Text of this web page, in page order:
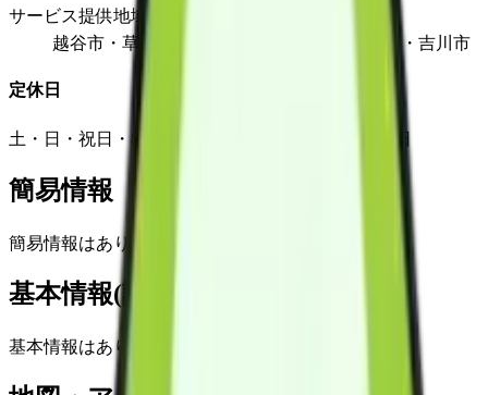
サービス提供地域
越谷市・草加市・川口市・春日部市・松伏町・吉川市
定休日
土・日・祝日・8月13日~8月15日・12月31日~1月4日
簡易情報
簡易情報はありません
基本情報(詳細)
基本情報はありません